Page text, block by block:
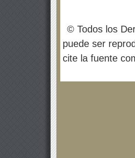
© Todos los
puede ser
cite la fuente